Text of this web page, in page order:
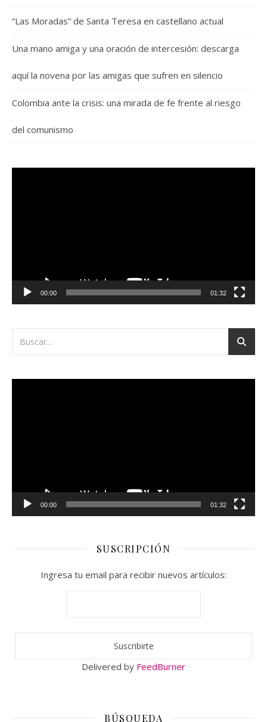
“Las Moradas” de Santa Teresa en castellano actual
Una mano amiga y una oración de intercesión: descarga
aquí la novena por las amigas que sufren en silencio
Colombia ante la crisis: una mirada de fe frente al riesgo
del comunismo
00:00 01:32
00:00 01:32
SUSCRIPCIÓN
Ingresa tu email para recibir nuevos artículos:
Delivered by FeedBurner
BÚSQUEDA